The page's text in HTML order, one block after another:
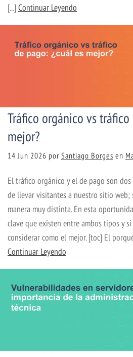
[...]Continuar Leyendo
Tráfico orgánico vs
mejor?
14 Jun 2026 por Santiago Borges en
El tráfico orgánico y el de pago son
de llevar visitantes a nuestro sitio web;
manera muy distinta. En esta
clave que existen entre ambos tipos y
considerar como el mejor. [toc] El
Continuar Leyendo